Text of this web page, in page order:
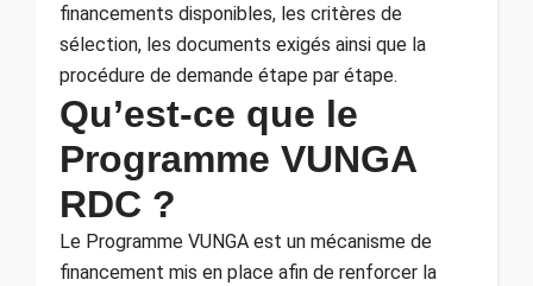
financements disponibles, les critères de
sélection, les documents exigés ainsi que la
procédure de demande étape par étape.
Qu’est-ce que le
Programme VUNGA
RDC ?
Le Programme VUNGA est un mécanisme de
financement mis en place afin de renforcer la